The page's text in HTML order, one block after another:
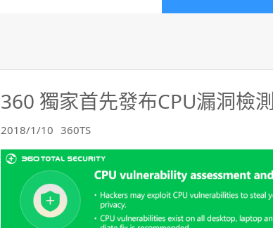
360 獨家首先發布CPU漏洞檢
2018/1/10 360TS